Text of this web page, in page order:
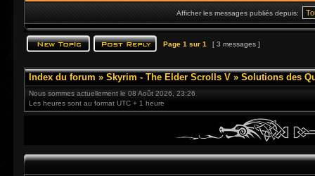
Afficher les messages publiés depuis:
Page 1 sur 1 [ 3 messages ]
Index du forum » Skyrim - The Elder Scrolls V » Solutions des
Nous sommes actuellement le 08 Août 2026, 23:26
Les heures sont au format UTC + 1 heure